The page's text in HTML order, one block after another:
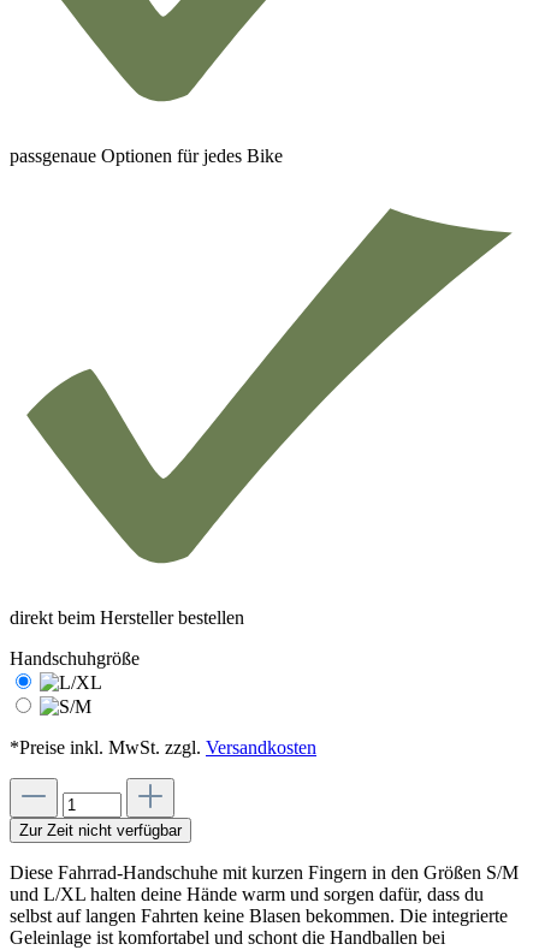
passgenaue Optionen für jedes Bike
direkt beim Hersteller bestellen
Handschuhgröße
*Preise inkl. MwSt. zzgl. Versandkosten
Zur Zeit nicht verfügbar
Diese Fahrrad-Handschuhe mit kurzen Fingern in den Größen S/M
und L/XL halten deine Hände warm und sorgen dafür, dass du
selbst auf langen Fahrten keine Blasen bekommen. Die integrierte
Geleinlage ist komfortabel und schont die Handballen bei